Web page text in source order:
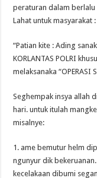
peraturan dalam berlalu
Lahat untuk masyarakat :
“Patian kite : Ading
KORLANTAS POLRI
melaksanaka “OPERASI
Seghempak insya allah
hari. untuk itulah
misalnye:
1. ame bemutur helm
ngunyur dik
kecelakaan dibumi